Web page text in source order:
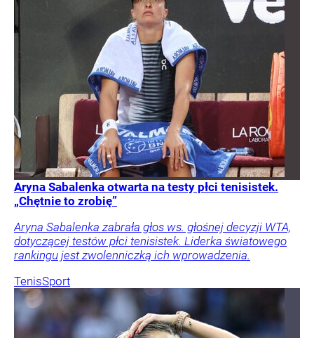
Aryna Sabalenka otwarta na testy płci tenisistek.
„Chętnie to zrobię”
Aryna Sabalenka zabrała głos ws. głośnej decyzji WTA,
dotyczącej testów płci tenisistek. Liderka światowego
rankingu jest zwolenniczką ich wprowadzenia.
TenisSport